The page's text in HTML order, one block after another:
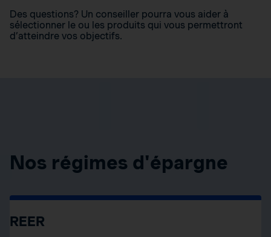
Des questions? Un conseiller pourra vous aider à
sélectionner le ou les produits qui vous permettront
d’atteindre vos objectifs.
Nos régimes d'épargne
REER